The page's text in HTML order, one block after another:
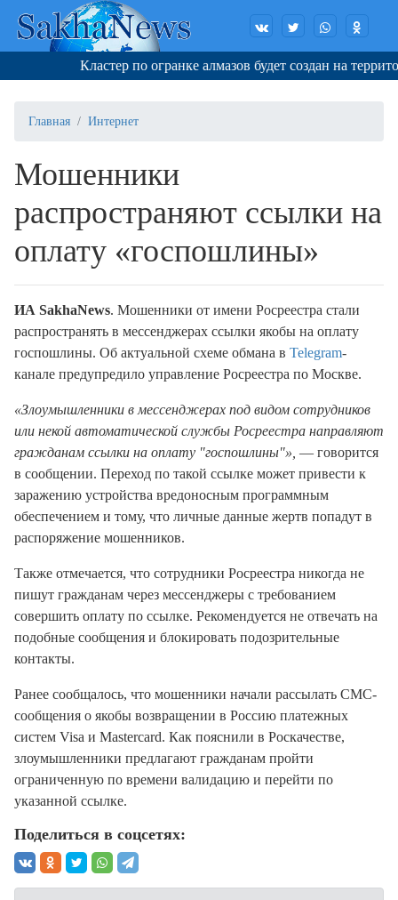
Кластер по огранке алмазов будет создан на
Главная Интернет
Мошенники
распространяют ссылки на
оплату «госпошлины»
ИА SakhaNews. Мошенники от имени Росреестра стали
распространять в мессенджерах ссылки якобы на оплату
госпошлины. Об актуальной схеме обмана в Telegram-
канале предупредило управление Росреестра по Москве.
«Злоумышленники в мессенджерах под видом сотрудников
или некой автоматической службы Росреестра направляют
гражданам ссылки на оплату "госпошлины"», — говорится
в сообщении. Переход по такой ссылке может привести к
заражению устройства вредоносным программным
обеспечением и тому, что личные данные жертв попадут в
распоряжение мошенников.
Также отмечается, что сотрудники Росреестра никогда не
пишут гражданам через мессенджеры с требованием
совершить оплату по ссылке. Рекомендуется не отвечать на
подобные сообщения и блокировать подозрительные
контакты.
Ранее сообщалось, что мошенники начали рассылать СМС-
сообщения о якобы возвращении в Россию платежных
систем Visa и Mastercard. Как пояснили в Роскачестве,
злоумышленники предлагают гражданам пройти
ограниченную по времени валидацию и перейти по
указанной ссылке.
Поделиться в соцсетях: